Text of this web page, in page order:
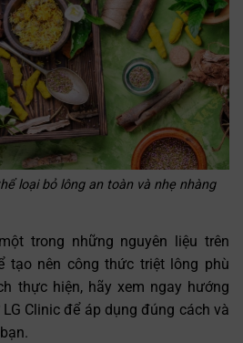
loại bỏ lông an toàn và nhẹ nhàng
trong những nguyên liệu trên
tạo nên công thức triệt lông phù
thực hiện, hãy xem ngay hướng
Clinic để áp dụng đúng cách và